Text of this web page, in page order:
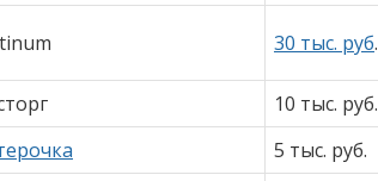
30 тыс. руб.
10 тыс. руб.
5 тыс. руб.